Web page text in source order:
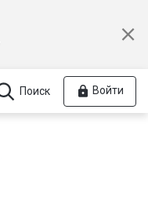
Поиск Войти